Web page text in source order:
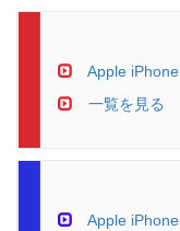
Apple iPhone
一覧を見る
Apple iPhone